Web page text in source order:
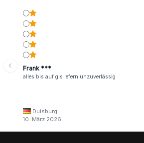
Frank ***
alles bis auf gls lefern unzuverlässig
Duisburg
10. März 2026